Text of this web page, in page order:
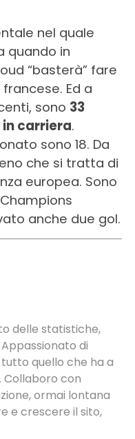
nel quale
quando in
“basterà” fare
Ed a
sono 33
carriera.
sono 18. Da
che si tratta di
europea. Sono
anche due gol.
delle statistiche,
di
quello che ha a
con
ormai lontana
e crescere il sito,